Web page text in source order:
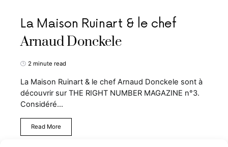
La Maison Ruinart & le chef
Arnaud Donckele
2 minute read
La Maison Ruinart & le chef Arnaud Donckele sont à
découvrir sur THE RIGHT NUMBER MAGAZINE n°3.
Considéré…
Read More